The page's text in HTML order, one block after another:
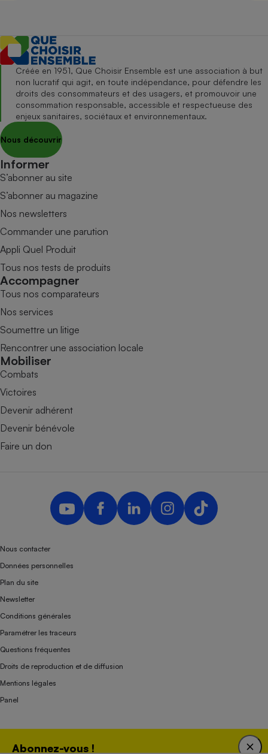
Abonnez-vous !
Créée en 1951, Que Choisir Ensemble est une association à but
non lucratif qui agit, en toute indépendance, pour défendre les
droits des consommateurs et des usagers, et promouvoir une
consommation responsable, accessible et respectueuse des
enjeux sanitaires, sociétaux et environnementaux.
Nous découvrir
Informer
S’abonner au site
S’abonner au magazine
Nos newsletters
Commander une parution
Appli Quel Produit
Tous nos tests de produits
Accompagner
Tous nos comparateurs
Nos services
Soumettre un litige
Rencontrer une association locale
Mobiliser
Combats
Victoires
Devenir adhérent
Devenir bénévole
Faire un don
Nous contacter
Données personnelles
Plan du site
Newsletter
Conditions générales
Paramétrer les traceurs
Questions fréquentes
Droits de reproduction et de diffusion
Mentions légales
Panel
Association indépendante de l’État, des syndicats, des producteurs et des
distributeurs depuis 1951.